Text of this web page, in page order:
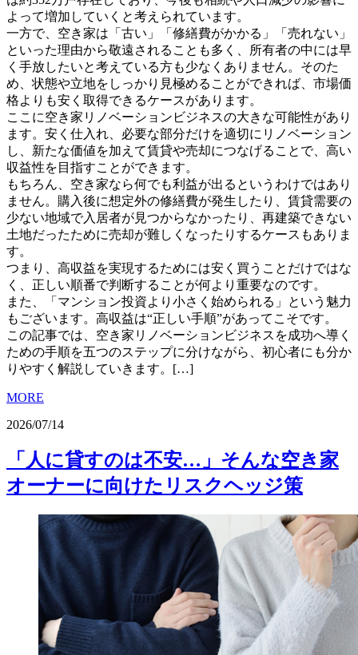
よって増加していくと考えられています。
一方で、空き家は「古い」「修繕費がかかる」「売れない」
といった理由から敬遠されることも多く、所有者の中には早
く手放したいと考えている方も少なくありません。そのた
め、状態や立地をしっかり見極めることができれば、市場価
格よりも安く取得できるケースがあります。
ここに空き家リノベーションビジネスの大きな可能性があり
ます。安く仕入れ、必要な部分だけを適切にリノベーション
し、新たな価値を加えて賃貸や売却につなげることで、高い
収益性を目指すことができます。
もちろん、空き家なら何でも利益が出るというわけではあり
ません。購入後に想定外の修繕費が発生したり、賃貸需要の
少ない地域で入居者が見つからなかったり、再建築できない
土地だったために売却が難しくなったりするケースもありま
す。
つまり、高収益を実現するためには安く買うことだけではな
く、正しい順番で判断することが何より重要なのです。
また、「マンション投資より小さく始められる」という魅力
もございます。高収益は“正しい手順”があってこそです。
この記事では、空き家リノベーションビジネスを成功へ導く
ための手順を五つのステップに分けながら、初心者にも分か
りやすく解説していきます。[…]
MORE
2026/07/14
「人に貸すのは不安…」そんな空き家
オーナーに向けたリスクヘッジ策